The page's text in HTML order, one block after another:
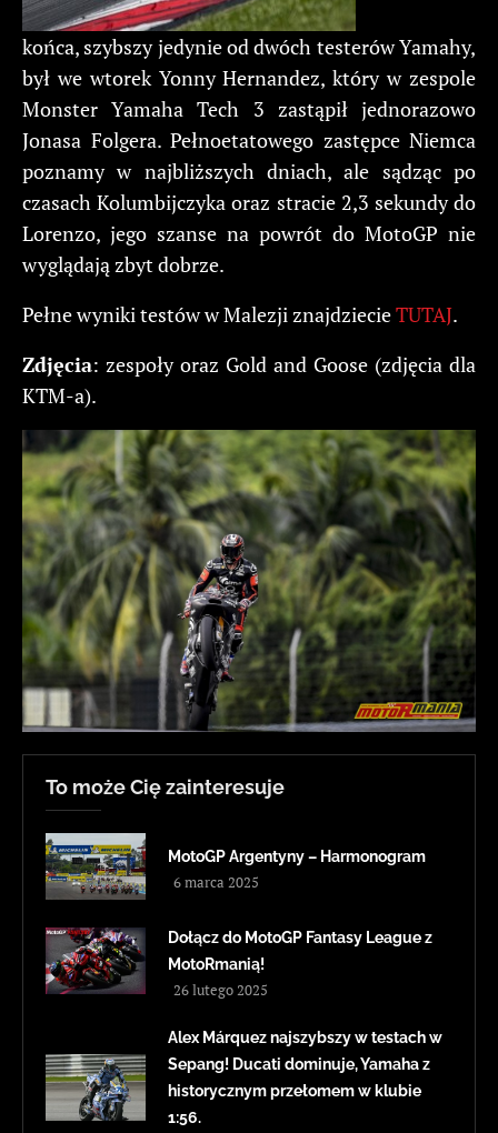
końca, szybszy jedynie od dwóch testerów Yamahy,
był we wtorek Yonny Hernandez, który w zespole
Monster Yamaha Tech 3 zastąpił jednorazowo
Jonasa Folgera. Pełnoetatowego zastępce Niemca
poznamy w najbliższych dniach, ale sądząc po
czasach Kolumbijczyka oraz stracie 2,3 sekundy do
Lorenzo, jego szanse na powrót do MotoGP nie
wyglądają zbyt dobrze.
Pełne wyniki testów w Malezji znajdziecieTUTAJ.
Zdjęcia: zespoły oraz Gold and Goose (zdjęcia dla
KTM-a).
To może Cię zainteresuje
MotoGP Argentyny – Harmonogram
6 marca 2025
Dołącz do MotoGP Fantasy League z
MotoRmanią!
26 lutego 2025
Alex Márquez najszybszy w testach w
Sepang! Ducati dominuje, Yamaha z
historycznym przełomem w klubie
1:56.